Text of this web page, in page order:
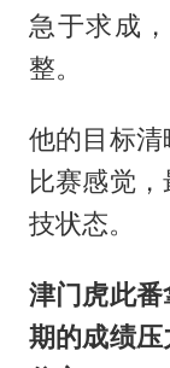
急于求成
整。
他的目标
比赛感觉
技状态。
津门虎此
期的成绩